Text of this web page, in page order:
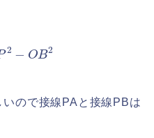
2 OB2
ので接線PAと接線PBは